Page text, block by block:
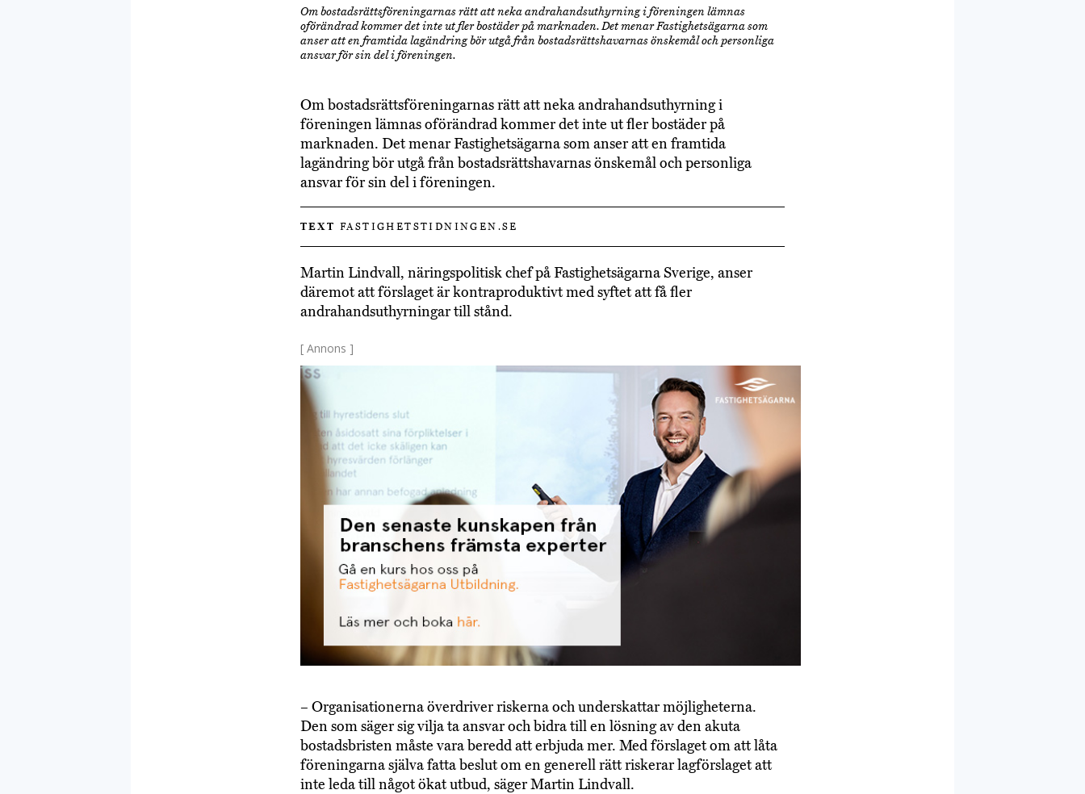
Om bostadsrättsföreningarnas rätt att neka andrahandsuthyrning i föreningen lämnas
oförändrad kommer det inte ut fler bostäder på marknaden. Det menar Fastighetsägarna som
anser att en framtida lagändring bör utgå från bostadsrättshavarnas önskemål och personliga
ansvar för sin del i föreningen.
Om bostadsrättsföreningarnas rätt att neka andrahandsuthyrning i
föreningen lämnas oförändrad kommer det inte ut fler bostäder på
marknaden. Det menar Fastighetsägarna som anser att en framtida
lagändring bör utgå från bostadsrättshavarnas önskemål och personliga
ansvar för sin del i föreningen.
TEXT FASTIGHETSTIDNINGEN.SE
Martin Lindvall, näringspolitisk chef på Fastighetsägarna Sverige, anser
däremot att förslaget är kontraproduktivt med syftet att få fler
andrahandsuthyrningar till stånd.
[ Annons ]
– Organisationerna överdriver riskerna och underskattar möjligheterna.
Den som säger sig vilja ta ansvar och bidra till en lösning av den akuta
bostadsbristen måste vara beredd att erbjuda mer. Med förslaget om att låta
föreningarna själva fatta beslut om en generell rätt riskerar lagförslaget att
inte leda till något ökat utbud, säger Martin Lindvall.